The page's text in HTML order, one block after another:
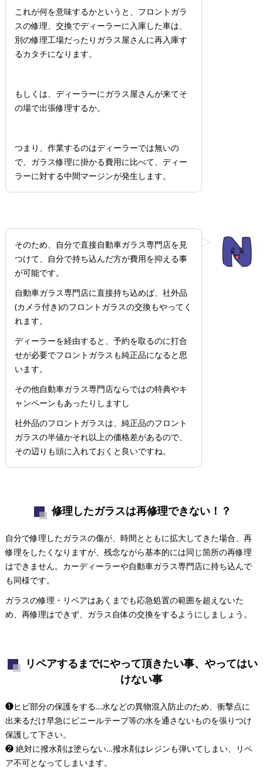
これが何を意味するかというと、フロントガラ
スの修理、交換でディーラーに入庫した車は、
別の修理工場だったりガラス屋さんに再入庫す
るカタチになります。
もしくは、ディーラーにガラス屋さんが来てそ
の場で出張修理するか。
つまり、作業するのはディーラーでは無いの
で、ガラス修理に掛かる費用に比べて、ディー
ラーに対する中間マージンが発生します。
そのため、自分で直接自動車ガラス専門店を見
つけて、自分で持ち込んだ方が費用を抑える事
が可能です。
自動車ガラス専門店に直接持ち込めば、社外品
(カメラ付き)のフロントガラスの交換もやってく
れます。
ディーラーを経由すると、予約を取るのに打合
せが必要でフロントガラスも純正品になると思
います。
その他自動車ガラス専門店ならではの特典やキ
ャンペーンもあったりしますし
社外品のフロントガラスは、純正品のフロント
ガラスの半値かそれ以上の価格差があるので、
その辺りも頭に入れておくと良いですね。
修理したガラスは再修理できない！？
自分で修理したガラスの傷が、時間とともに拡大してきた場合、再
修理をしたくなりますが、残念ながら基本的には同じ箇所の再修理
はできません。カーディーラーや自動車ガラス専門店に持ち込んで
も同様です。
ガラスの修理・リペアはあくまでも応急処置の範囲を超えないた
め、再修理はできず、ガラス自体の交換をするようにしましょう。
リペアするまでにやって頂きたい事、やってはい
けない事
❶ヒビ部分の保護をする…水などの異物混入防止のため、衝撃点に
出来るだけ早急にビニールテープ等の水を通さないものを張りつけ
保護して下さい。
❷ 絶対に撥水剤は塗らない…撥水剤はレジンも弾いてしまい、リペ
ア不可となってしまいます。